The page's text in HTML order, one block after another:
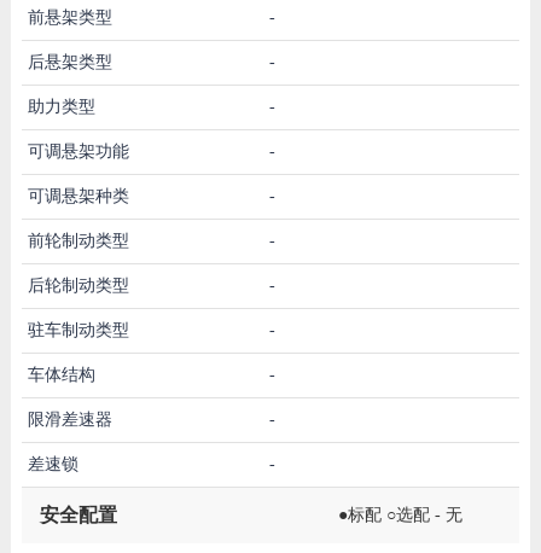
前悬架类型 -
后悬架类型 -
助力类型 -
可调悬架功能 -
可调悬架种类 -
前轮制动类型 -
后轮制动类型 -
驻车制动类型 -
车体结构 -
限滑差速器 -
差速锁 -
安全配置 ●标配 ○选配 - 无